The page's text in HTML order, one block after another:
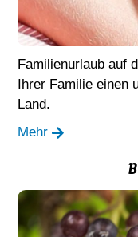
Familienurlaub auf
Ihrer Familie einen
Land.
Mehr